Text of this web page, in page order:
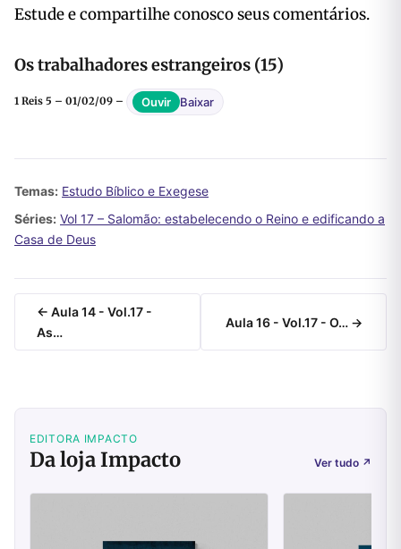
Estude e compartilhe conosco seus comentários.
Os trabalhadores estrangeiros (15)
1 Reis 5 – 01/02/09 – Ouvir Baixar
Temas: Estudo Bíblico e Exegese
Séries: Vol 17 – Salomão: estabelecendo o Reino e edificando a
Casa de Deus
← Aula 14 - Vol.17 -
As…
Aula 16 - Vol.17 - O… →
EDITORA IMPACTO
Da loja Impacto Ver tudo ↗